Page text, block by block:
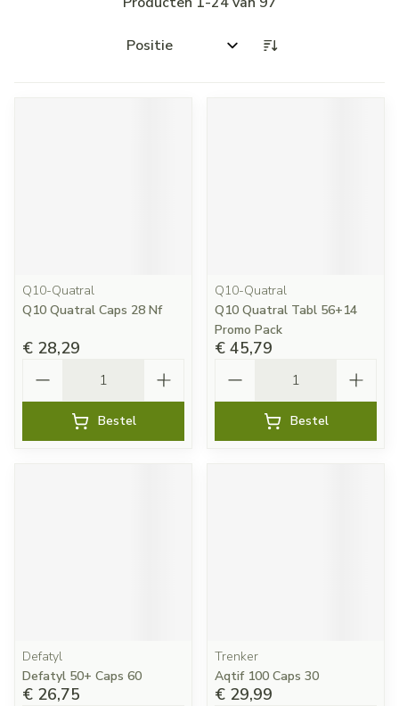
Sorteer op:
Q10-Quatral
Q10 Quatral Caps 28 Nf
€ 28,29
Bestel
Q10-Quatral
Q10 Quatral Tabl 56+14
Promo Pack
€ 45,79
Bestel
Defatyl
Defatyl 50+ Caps 60
€ 26,75
Trenker
Aqtif 100 Caps 30
€ 29,99